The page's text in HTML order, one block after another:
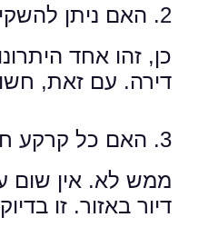
2. האם ניתן להשקיע בקרקע חקלאית עם הון עצמי נמוך?
כן, זהו אחד
דירה. עם זאת,
3. האם כל קרקע חקלאית תופשר בסוף לבנייה?
ממש לא. אין שום
דיור באזור. זו